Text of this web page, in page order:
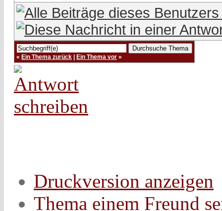
« Ein Thema zurück Ein Thema vor »
Druckversion anzeigen
Thema einem Freund